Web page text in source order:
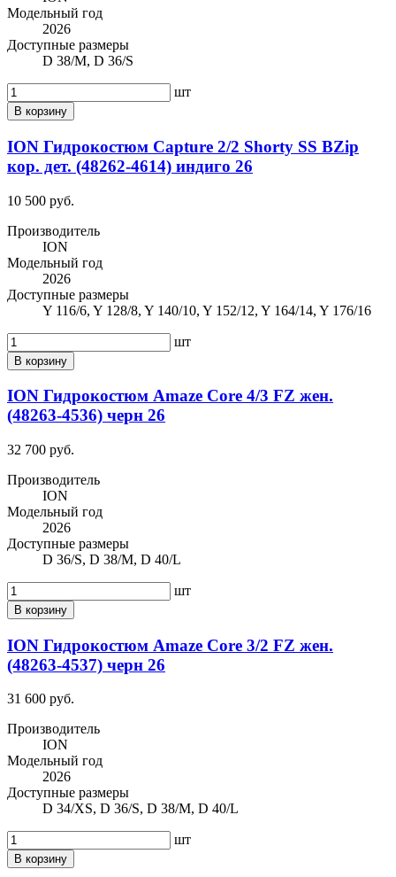
Модельный год
2026
Доступные размеры
D 38/M, D 36/S
шт
В корзину
ION Гидрокостюм Capture 2/2 Shorty SS BZip
кор. дет. (48262-4614) индиго 26
10 500 руб.
Производитель
ION
Модельный год
2026
Доступные размеры
Y 116/6, Y 128/8, Y 140/10, Y 152/12, Y 164/14, Y 176/16
шт
В корзину
ION Гидрокостюм Amaze Core 4/3 FZ жен.
(48263-4536) черн 26
32 700 руб.
Производитель
ION
Модельный год
2026
Доступные размеры
D 36/S, D 38/M, D 40/L
шт
В корзину
ION Гидрокостюм Amaze Core 3/2 FZ жен.
(48263-4537) черн 26
31 600 руб.
Производитель
ION
Модельный год
2026
Доступные размеры
D 34/XS, D 36/S, D 38/M, D 40/L
шт
В корзину